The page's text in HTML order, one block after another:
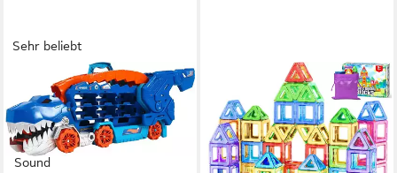
Sehr beliebt
HOT WHEELS
Spielzeug-Transporter
Ultimative Transporter, mit
Rennstrecke; mit Licht und
Sound
Magnetische Bausteine,
Magnetspiel STEM
Magnetbausteine, Montessori
Magnetspielbausteine, 50 -